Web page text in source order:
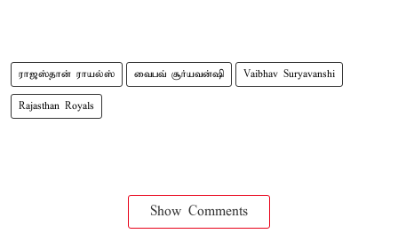
ராஜஸ்தான் ராயல்ஸ் வைபவ் சூர்யவன்ஷி Vaibhav Suryavanshi
Rajasthan Royals
Show Comments